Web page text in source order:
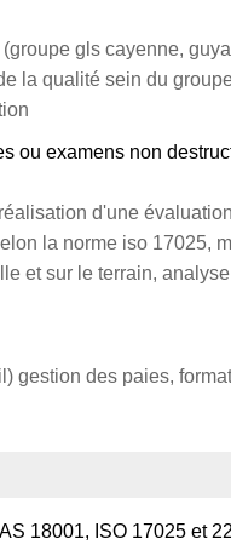
gls cayenne,
la qualité sein du
ou examens non
d'une
la norme iso 17025,
et sur le terrain,
gestion des paies,
18001, ISO 17025 et